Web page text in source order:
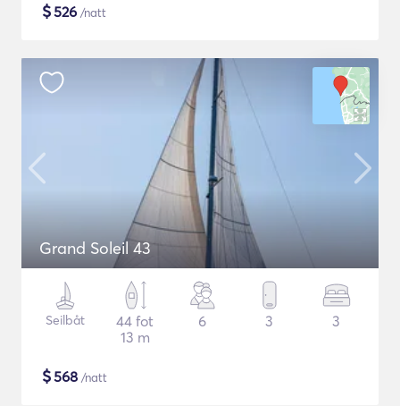
$526 /natt
Grand Soleil 43
Seilbåt
44 fot
13 m
6 3 3
$568 /natt